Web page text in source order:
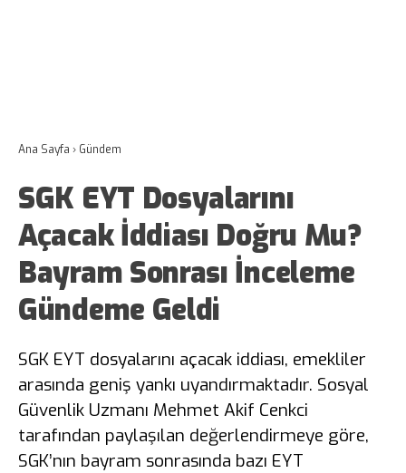
Ana Sayfa › Gündem
SGK EYT Dosyalarını
Açacak İddiası Doğru Mu?
Bayram Sonrası İnceleme
Gündeme Geldi
SGK EYT dosyalarını açacak iddiası, emekliler
arasında geniş yankı uyandırmaktadır. Sosyal
Güvenlik Uzmanı Mehmet Akif Cenkci
tarafından paylaşılan değerlendirmeye göre,
SGK’nın bayram sonrasında bazı EYT